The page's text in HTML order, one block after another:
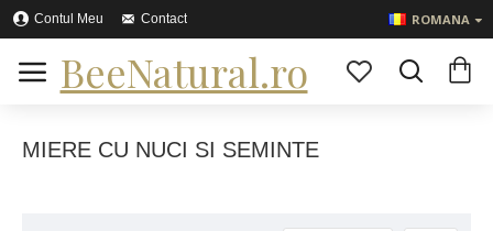
Contul Meu Contact ROMANA
BeeNatural.ro
MIERE CU NUCI SI SEMINTE